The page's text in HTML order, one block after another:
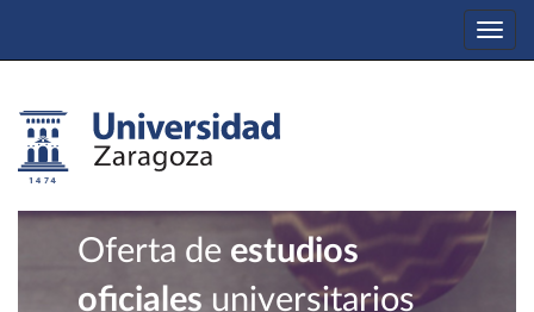
Oferta de estudios
oficiales universitarios